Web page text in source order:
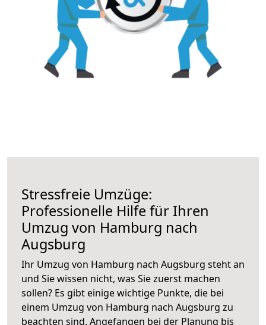
Stressfreie Umzüge:
Professionelle Hilfe für Ihren
Umzug von Hamburg nach
Augsburg
Ihr Umzug von Hamburg nach Augsburg steht an
und Sie wissen nicht, was Sie zuerst machen
sollen? Es gibt einige wichtige Punkte, die bei
einem Umzug von Hamburg nach Augsburg zu
beachten sind. Angefangen bei der Planung bis